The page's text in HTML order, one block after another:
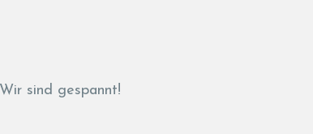
sind gespannt!